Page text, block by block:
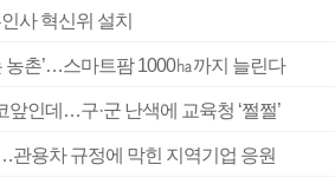
사 혁신위 설치
농촌’…스마트팜 1000㏊까지 늘린다
인데…구·군 난색에 교육청 ‘쩔쩔’
관용차 규정에 막힌 지역기업 응원